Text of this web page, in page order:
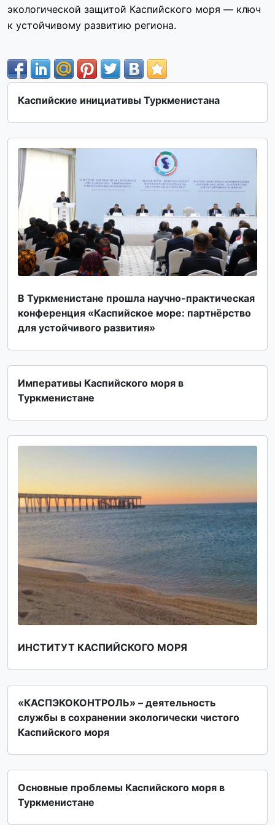
экологической защитой Каспийского моря — ключ
к устойчивому развитию региона.
Каспийские инициативы Туркменистана
В Туркменистане прошла научно-практическая
конференция «Каспийское море: партнёрство
для устойчивого развития»
Императивы Каспийского моря в
Туркменистане
ИНСТИТУТ КАСПИЙСКОГО МОРЯ
«КАСПЭКОКОНТРОЛЬ» – деятельность
службы в сохранении экологически чистого
Каспийского моря
Основные проблемы Каспийского моря в
Туркменистане